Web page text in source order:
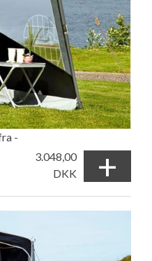
-
3.048,00
DKK
+